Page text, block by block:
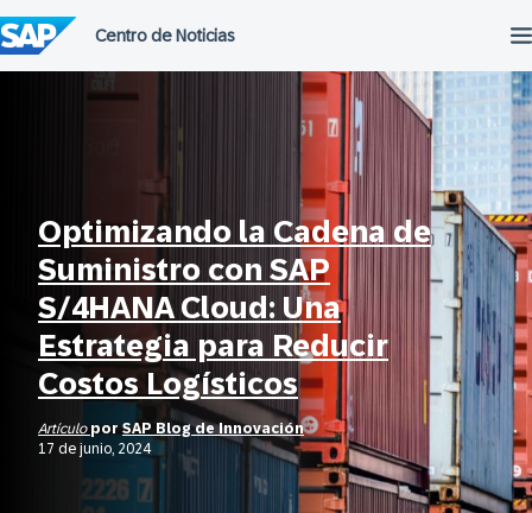
al
contenido
Optimizando la Cadena de
Suministro con SAP
S/4HANA Cloud: Una
Estrategia para Reducir
Costos Logísticos
ArtículoporSAP Blog de Innovación
17 de junio, 2024